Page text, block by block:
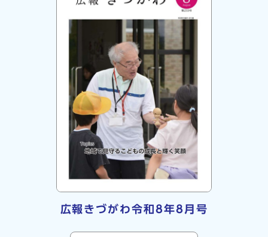
広報きづがわ令和8年8月号